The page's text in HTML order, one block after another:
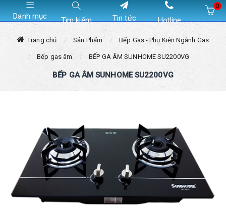
Danh mục Tìm kiếm Tin tức Hotline
0
Trang chủ Sản Phẩm Bếp Gas - Phụ Kiện Ngành Gas
Bếp gas âm BẾP GA ÂM SUNHOME SU2200VG
BẾP GA ÂM SUNHOME SU2200VG